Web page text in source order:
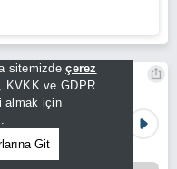
sitemizdeçerez
KVKK ve GDPR
almak için
Git